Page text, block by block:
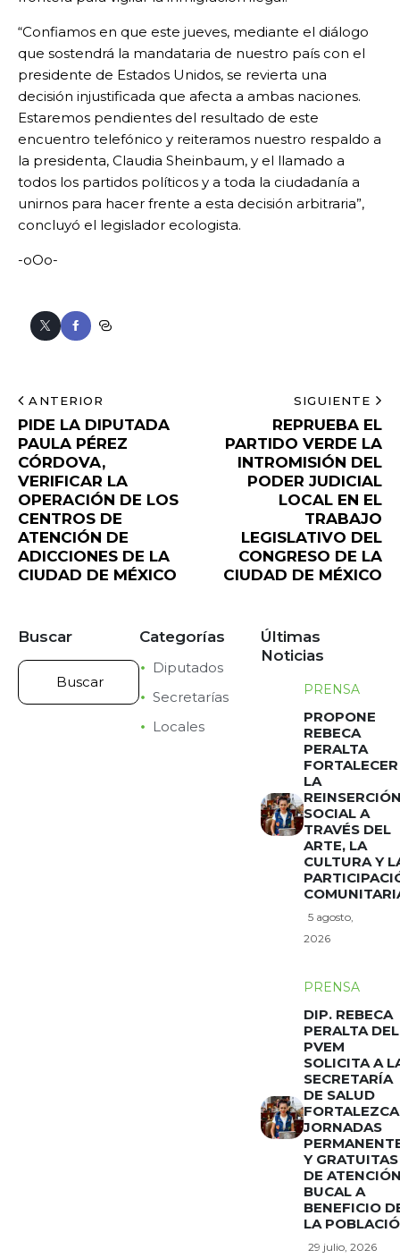
“Confiamos en que este jueves, mediante el diálogo
que sostendrá la mandataria de nuestro país con el
presidente de Estados Unidos, se revierta una
decisión injustificada que afecta a ambas naciones.
Estaremos pendientes del resultado de este
encuentro telefónico y reiteramos nuestro respaldo a
la presidenta, Claudia Sheinbaum, y el llamado a
todos los partidos políticos y a toda la ciudadanía a
unirnos para hacer frente a esta decisión arbitraria”,
concluyó el legislador ecologista.
-oOo-
ANTERIOR
PIDE LA DIPUTADA
PAULA PÉREZ
CÓRDOVA,
VERIFICAR LA
OPERACIÓN DE LOS
CENTROS DE
ATENCIÓN DE
ADICCIONES DE LA
CIUDAD DE MÉXICO
SIGUIENTE
REPRUEBA EL
PARTIDO VERDE LA
INTROMISIÓN DEL
PODER JUDICIAL
LOCAL EN EL
TRABAJO
LEGISLATIVO DEL
CONGRESO DE LA
CIUDAD DE MÉXICO
Buscar Categorías
Diputados
Secretarías
Locales
Últimas
Noticias
PRENSA
PROPONE
REBECA
PERALTA
FORTALECER
LA
SOCIAL A
TRAVÉS DEL
ARTE, LA
CULTURA Y
5 agosto,
2026
PRENSA
DIP. REBECA
PERALTA DEL
PVEM
SOLICITA A
SECRETARÍA
DE SALUD
FORTALEZCA
JORNADAS
Y GRATUITAS
DE
BUCAL A
BENEFICIO
LA
29 julio, 2026